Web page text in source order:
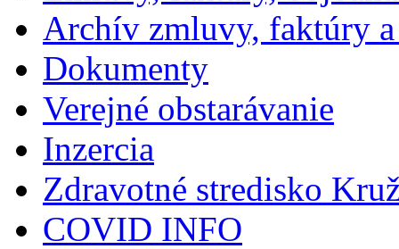
Archív zmluvy, faktúry
Dokumenty
Verejné obstarávanie
Inzercia
Zdravotné stredisko
COVID INFO